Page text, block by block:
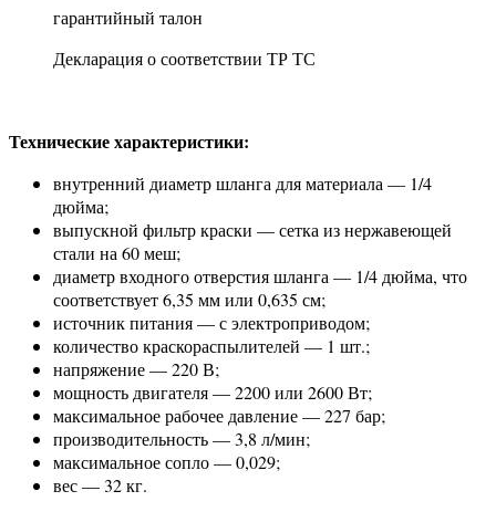
гарантийный талон
Декларация о соответствии ТР ТС
Технические характеристики:
внутренний диаметр шланга для материала — 1/4
дюйма;
выпускной фильтр краски — сетка из нержавеющей
стали на 60 меш;
диаметр входного отверстия шланга — 1/4 дюйма, что
соответствует 6,35 мм или 0,635 см;
источник питания — с электроприводом;
количество краскораспылителей — 1 шт.;
напряжение — 220 В;
мощность двигателя — 2200 или 2600 Вт;
максимальное рабочее давление — 227 бар;
производительность — 3,8 л/мин;
максимальное сопло — 0,029;
вес — 32 кг.